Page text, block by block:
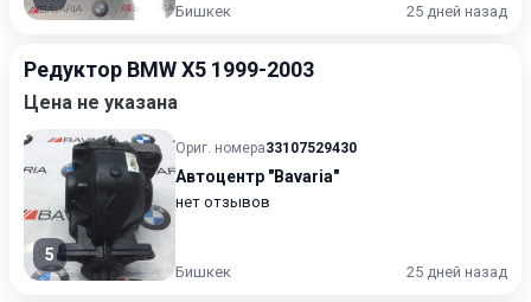
Бишкек 25 дней назад
Редуктор BMW X5 1999-2003
Цена не указана
5
Ориг. номера33107529430
Автоцентр "Bavaria"
нет отзывов
Бишкек 25 дней назад